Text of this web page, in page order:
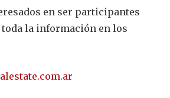
en ser participantes
la información en los